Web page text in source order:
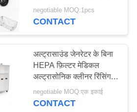
negotiable MOQ:1pcs
CONTACT
अल्ट्रासाउंड जेनरेटर के बिना
HEPA फ़िल्टर मेडिकल
अल्ट्रासोनिक क्लीनर रिंसिंग
negotiable MOQ:एक इकाई
CONTACT